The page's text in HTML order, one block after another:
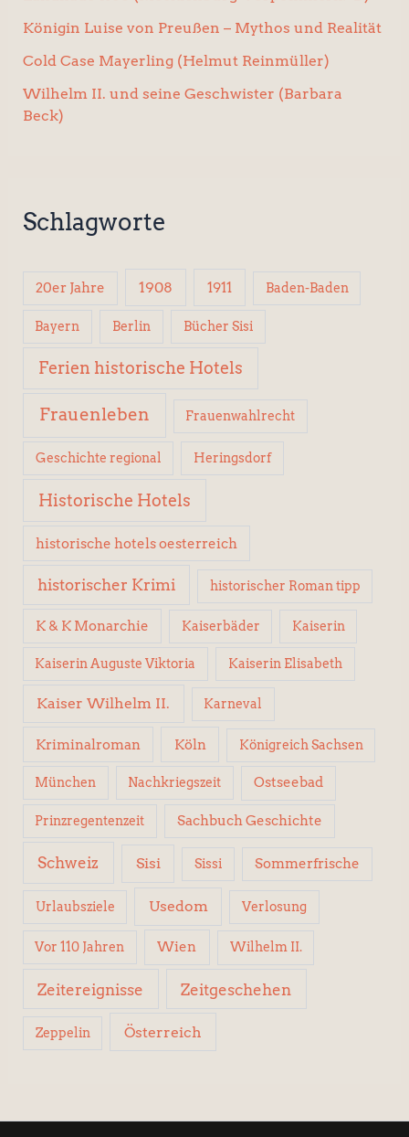
Königin Luise von Preußen – Mythos und Realität
Cold Case Mayerling (Helmut Reinmüller)
Wilhelm II. und seine Geschwister (Barbara
Beck)
Schlagworte
20er Jahre 1908 1911 Baden-Baden
Bayern Berlin Bücher Sisi
Ferien historische Hotels
Frauenleben Frauenwahlrecht
Geschichte regional Heringsdorf
Historische Hotels
historische hotels oesterreich
historischer Krimi historischer Roman tipp
K & K Monarchie Kaiserbäder Kaiserin
Kaiserin Auguste Viktoria Kaiserin Elisabeth
Kaiser Wilhelm II. Karneval
Kriminalroman Köln Königreich Sachsen
München Nachkriegszeit Ostseebad
Prinzregentenzeit Sachbuch Geschichte
Schweiz Sisi Sissi Sommerfrische
Urlaubsziele Usedom Verlosung
Vor 110 Jahren Wien Wilhelm II.
Zeitereignisse Zeitgeschehen
Zeppelin Österreich